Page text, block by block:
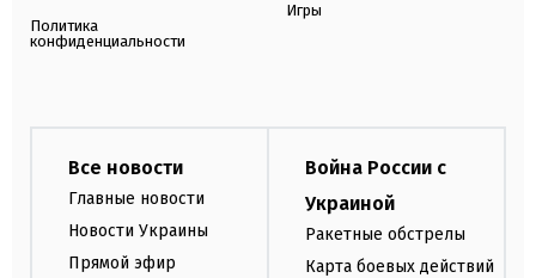
Политика
конфиденциальности
Игры
Все новости
Главные новости
Новости Украины
Прямой эфир
Война России с
Украиной
Ракетные обстрелы
Карта боевых действий